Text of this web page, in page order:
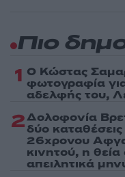
Πιο
1 Ο Κώστας
φωτογραφία
αδελφής του,
2Δολοφονία
δύο
26χρονου
κινητού, η
απειλητικά